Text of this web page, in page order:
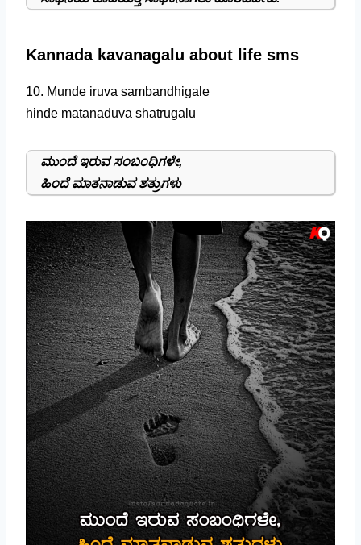
Kannada kavanagalu about life sms
10. Munde iruva sambandhigale
hinde matanaduva shatrugalu
ಮುಂದೆ ಇರುವ ಸಂಬಂಧಿಗಳೇ,
ಹಿಂದೆ ಮಾತನಾಡುವ ಶತ್ರುಗಳು